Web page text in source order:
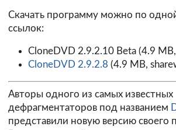
Скачать программу можно по
ссылок:
CloneDVD 2.9.2.10 Beta(4.9 MB,
CloneDVD 2.9.2.8 (4.9 MB,
Авторы одного из самых известных
дефрагментаторов под названием
представили новую версию своего